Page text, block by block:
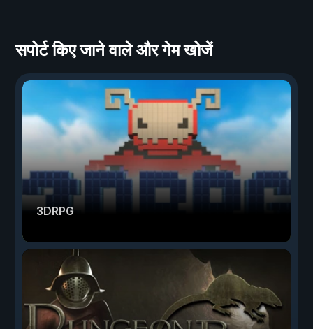
सपोर्ट किए जाने वाले और गेम खोजें
3DRPG